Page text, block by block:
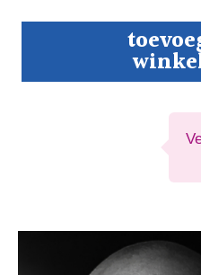
Leiderschapsmysterie
aantal